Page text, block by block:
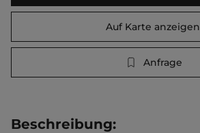
Auf Karte anzeigen
Anfrage
Beschreibung: